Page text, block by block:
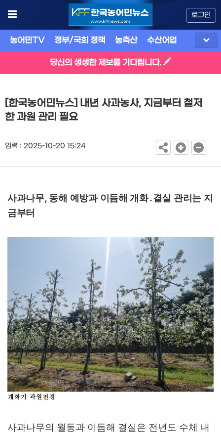
로그인
농어민TV 정부/국회 정책 농축산 수산어업
당신의 생생한 제보를 기다립니다.
[한국농어민뉴스] 내년 사과농사, 지금부터 철저
한 과원 관리 필요
입력 : 2025-10-20 15:24
사과나무, 동해 예방과 이듬해 개화․결실 관리는 지
금부터
사과나무의 월동과 이듬해 결실은 전년도 수체 내